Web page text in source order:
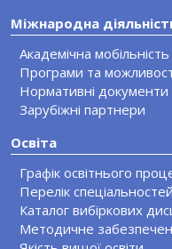
Міжнародна
Академічна мобільність
Програми та
Нормативні документи
Зарубіжні партнери
Освіта
Графік освітнього
Перелік
Каталог вибіркових
Методичне